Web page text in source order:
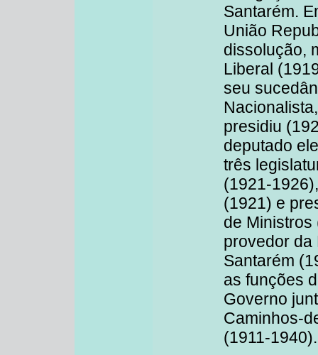
Santarém.
União
dissolução,
Liberal
seu
presidiu
deputado
três
(1921-
(1921) e
de Ministros
provedor da
Santarém
as funções
Governo
Caminhos-
(1911-1940).